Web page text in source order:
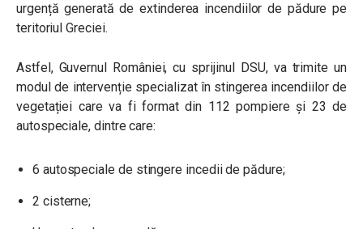
urgență generată de extinderea incendiilor de pădure pe
teritoriul Greciei.
Astfel, Guvernul României, cu sprijinul DSU, va trimite un
modul de intervenție specializat în stingerea incendiilor de
vegetației care va fi format din 112 pompiere și 23 de
autospeciale, dintre care:
6 autospeciale de stingere incedii de pădure;
2 cisterne;